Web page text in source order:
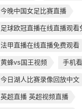
今晚中国女足比赛直播
足球欧冠直播在线直播观看
法甲直播在线直播免费观看
黄蜂vs国王视频 手机
今日湖人比赛录像回放中文
英超直播 英超视频直播